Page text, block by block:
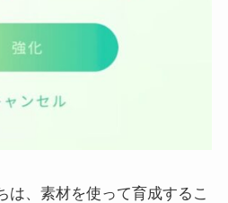
は、素材を使って育成するこ